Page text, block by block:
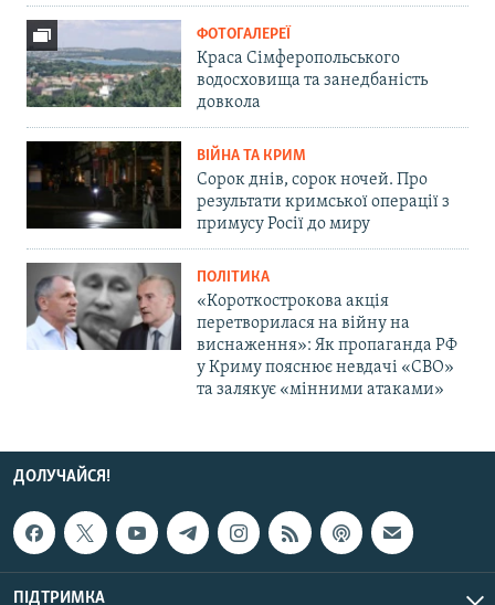
ФОТОГАЛЕРЕЇ
Краса Сімферопольського
водосховища та занедбаність
довкола
ВІЙНА ТА КРИМ
Сорок днів, сорок ночей. Про
результати кримської операції з
примусу Росії до миру
ПОЛІТИКА
«Короткострокова акція
перетворилася на війну на
виснаження»: Як пропаганда РФ
у Криму пояснює невдачі «СВО»
та залякує «мінними атаками»
ДОЛУЧАЙСЯ!
ПІДТРИМКА